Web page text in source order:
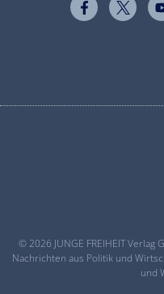
© 2026 JUNGE FREIHEIT Verlag
Nachrichten aus Politik und
und